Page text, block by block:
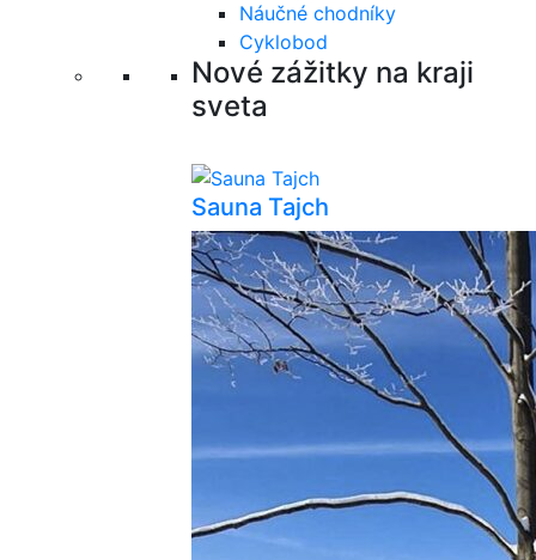
Náučné chodníky
Cyklobod
Nové zážitky na kraji
sveta
Sauna Tajch